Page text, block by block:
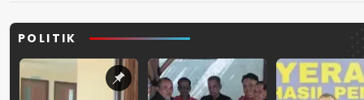
POLITIK